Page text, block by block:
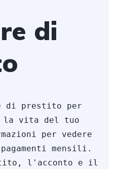
di
di prestito per
la vita del tuo
per vedere
mensili.
l'acconto e il